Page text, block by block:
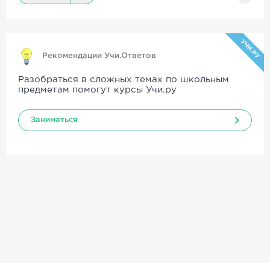
Рекомендации Учи.Ответов УЧИ.РУ
Разобраться в сложных темах по школьным
предметам помогут курсы Учи.ру
Заниматься